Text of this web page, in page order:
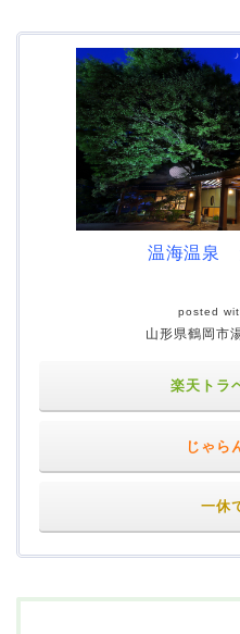
温海温泉
posted
山形県鶴岡市
楽天トラ
じゃら
一休